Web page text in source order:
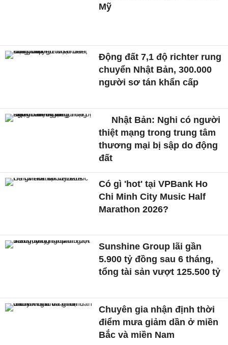
Mỹ
Động đất 7,1 độ richter rung
chuyển Nhật Bản, 300.000
người sơ tán khẩn cấp
Nhật Bản: Nghi có người
thiệt mạng trong trung tâm
thương mại bị sập do động
đất
Có gì 'hot' tại VPBank Ho
Chi Minh City Music Half
Marathon 2026?
Sunshine Group lãi gần
5.900 tỷ đồng sau 6 tháng,
tổng tài sản vượt 125.500 tỷ
Chuyên gia nhận định thời
điểm mưa giảm dần ở miền
Bắc và miền Nam